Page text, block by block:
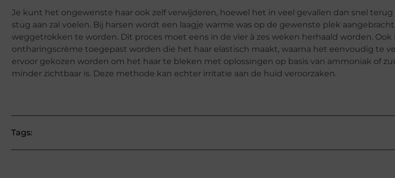
Je kunt het ongewenste haar ook zelf verwijderen, hoewel het in veel gevallen dan snel terug
stug aan zal voelen. Bij harsen wordt een laagje warme was op de gewenste plek
weggetrokken te worden. Dit proces moet eens in de vier à zes weken herhaald worden. Ook
ontharingscrème toegepast worden die het haar elastisch maakt, waarna het eenvoudig te
ervoor gekozen worden om het haar te bleken met oplossingen op basis van ammoniak of
minder zichtbaar is. Deze methode kan echter irritatie aan de huid veroorzaken.
Tags: